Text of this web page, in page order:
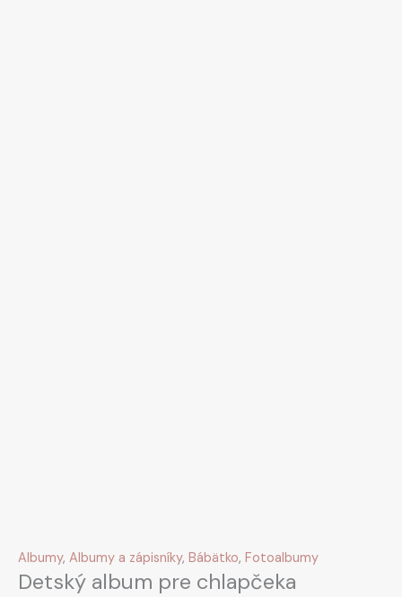
Albumy, Albumy a zápisníky, Bábätko, Fotoalbumy
Detský album pre chlapčeka